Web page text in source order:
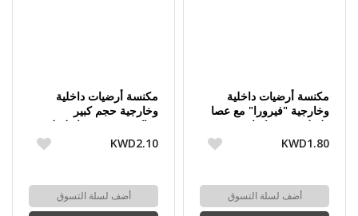
مكنسة أرضيات داخلية
وخارجية "فيرورا" مع عصا
طويلة من تونكيتا
KWD1.80
أضف لسلة التسوق
مكنسة أرضيات داخلية
وخارجية حجم كبير
"ماكسي" مع عصا طويلة
من تونكيتا
KWD2.10
أضف لسلة التسوق